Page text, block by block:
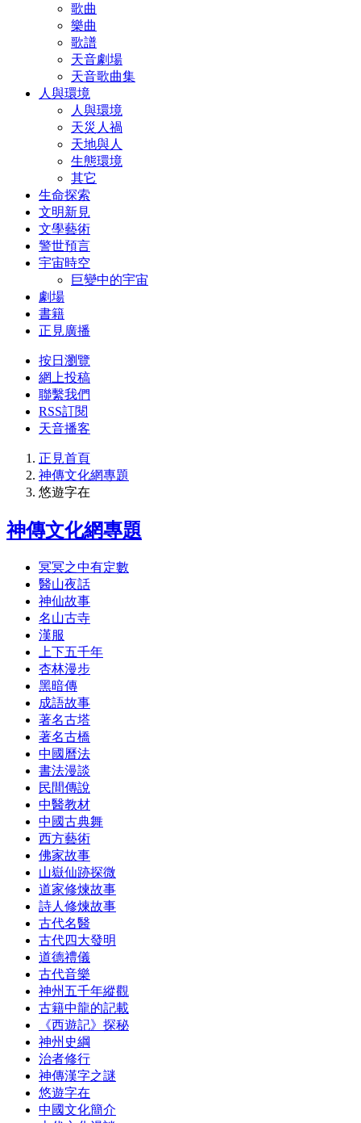
歌曲
樂曲
歌譜
天音劇場
天音歌曲集
人與環境
人與環境
天災人禍
天地與人
生態環境
其它
生命探索
文明新見
文學藝術
警世預言
宇宙時空
巨變中的宇宙
劇場
書籍
正見廣播
按日瀏覽
網上投稿
聯繫我們
RSS訂閱
天音播客
正見首頁
神傳文化網專題
悠遊字在
神傳文化網專題
冥冥之中有定數
醫山夜話
神仙故事
名山古寺
漢服
上下五千年
杏林漫步
黑暗傳
成語故事
著名古塔
著名古橋
中國曆法
書法漫談
民間傳說
中醫教材
中國古典舞
西方藝術
佛家故事
山嶽仙跡探微
道家修煉故事
詩人修煉故事
古代名醫
古代四大發明
道德禮儀
古代音樂
神州五千年縱觀
古籍中龍的記載
《西遊記》探秘
神州史綱
治者修行
神傳漢字之謎
悠遊字在
中國文化簡介